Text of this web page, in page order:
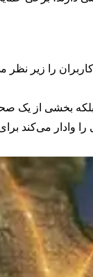
را زیر
بلکه بخشی از یک
می‌کند برای